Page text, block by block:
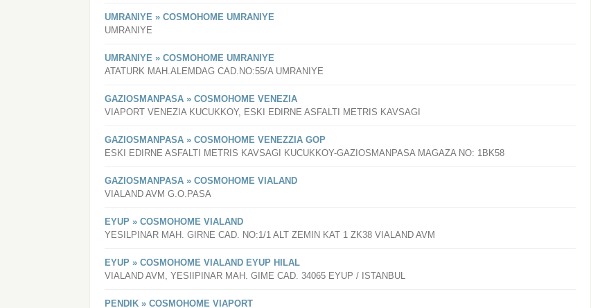
UMRANIYE » COSMOHOME UMRANIYE
UMRANIYE
UMRANIYE » COSMOHOME UMRANIYE
ATATURK MAH.ALEMDAG CAD.NO:55/A UMRANIYE
GAZIOSMANPASA » COSMOHOME VENEZIA
VIAPORT VENEZIA KUCUKKOY, ESKI EDIRNE ASFALTI METRIS KAVSAGI
GAZIOSMANPASA » COSMOHOME VENEZZIA GOP
ESKI EDIRNE ASFALTI METRIS KAVSAGI KUCUKKOY-GAZIOSMANPASA MAGAZA NO: 1BK58
GAZIOSMANPASA » COSMOHOME VIALAND
VIALAND AVM G.O.PASA
EYUP » COSMOHOME VIALAND
YESILPINAR MAH. GIRNE CAD. NO:1/1 ALT ZEMIN KAT 1 ZK38 VIALAND AVM
EYUP » COSMOHOME VIALAND EYUP HILAL
VIALAND AVM, YESIIPINAR MAH. GIME CAD. 34065 EYUP / ISTANBUL
PENDIK » COSMOHOME VIAPORT